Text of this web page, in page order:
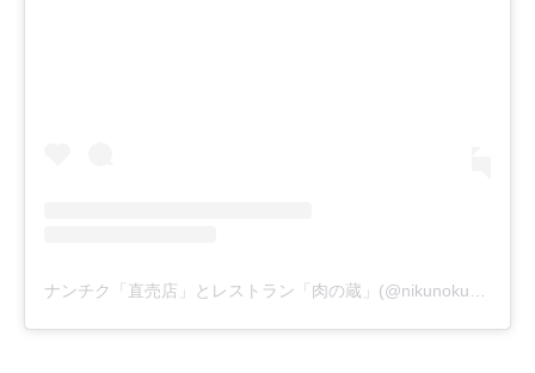
ナンチク「直売店」とレストラン「肉の蔵」(@nikunokura)がシェアした投稿